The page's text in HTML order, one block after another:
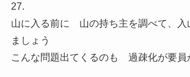
27.
山に入る前に 山の持ち主を調べて、入
ましょう
こんな問題出てくるのも 過疎化が要員